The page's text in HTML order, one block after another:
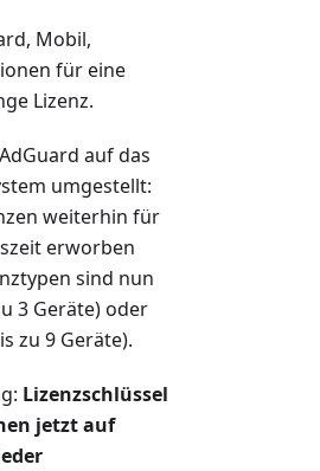
Mobil,
für eine
Lizenz.
auf das
umgestellt:
weiterhin für
erworben
sind nun
3 Geräte) oder
zu 9 Geräte).
Lizenzschlüssel
jetzt auf